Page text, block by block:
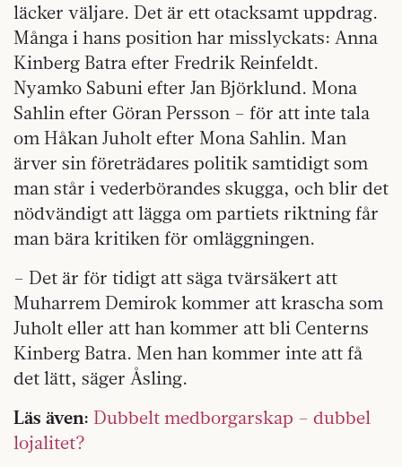
läcker väljare. Det är ett otacksamt uppdrag.
Många i hans position har misslyckats: Anna
Kinberg Batra efter Fredrik Reinfeldt.
Nyamko Sabuni efter Jan Björklund. Mona
Sahlin efter Göran Persson – för att inte tala
om Håkan Juholt efter Mona Sahlin. Man
ärver sin företrädares politik samtidigt som
man står i vederbörandes skugga, och blir det
nödvändigt att lägga om partiets riktning får
man bära kritiken för omläggningen.
– Det är för tidigt att säga tvärsäkert att
Muharrem Demirok kommer att krascha som
Juholt eller att han kommer att bli Centerns
Kinberg Batra. Men han kommer inte att få
det lätt, säger Åsling.
Läs även: Dubbelt medborgarskap – dubbel
lojalitet?